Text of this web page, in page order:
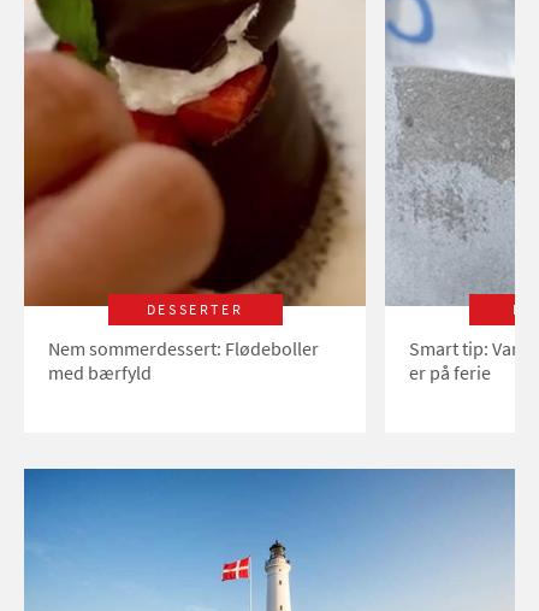
DESSERTER
Nem sommerdessert: Flødeboller
med bærfyld
Smart tip:
er på ferie